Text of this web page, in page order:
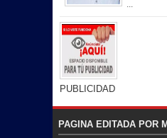
PUBLICIDAD
PAGINA EDITADA POR